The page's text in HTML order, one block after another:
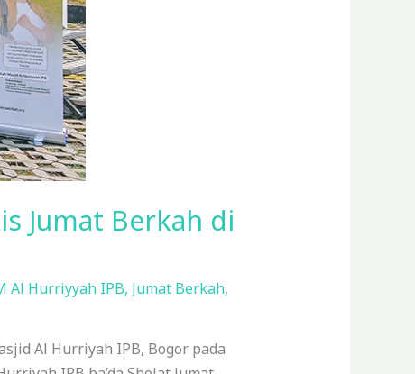
Jumat Berkah di
Al Hurriyyah IPB, Jumat Berkah,
Al Hurriyah IPB, Bogor pada